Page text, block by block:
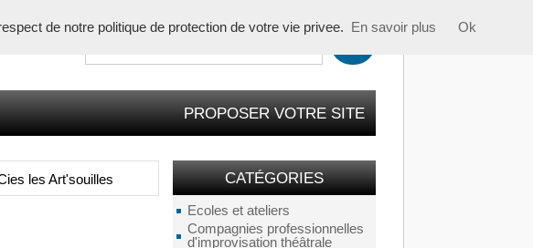
PROPOSER VOTRE SITE
CATÉGORIES
Ecoles et ateliers
Compagnies professionnelles
d'improvisation théâtrale
les Art'souilles
de notre politique de protection de votre vie privee. En savoir plus Ok